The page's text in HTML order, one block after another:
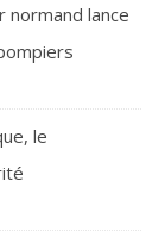
normand lance
le